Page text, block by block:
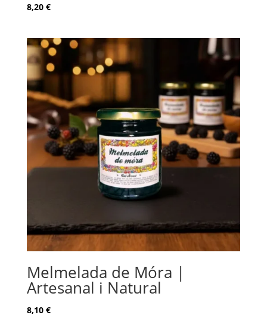
8,20 €
Melmelada de Móra |
Artesanal i Natural
8,10 €